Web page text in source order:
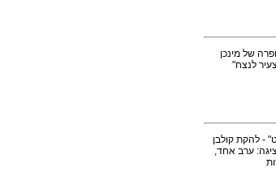
של מינכן
לנצח"
- להקת קולבן
ערב אחד,